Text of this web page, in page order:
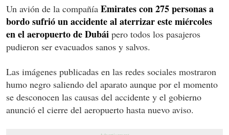
Un avión de la compañía Emirates con 275 personas a
bordo sufrió un accidente al aterrizar este miércoles
en el aeropuerto de Dubái pero todos los pasajeros
pudieron ser evacuados sanos y salvos.
Las imágenes publicadas en las redes sociales mostraron
humo negro saliendo del aparato aunque por el momento
se desconocen las causas del accidente y el gobierno
anunció el cierre del aeropuerto hasta nuevo aviso.